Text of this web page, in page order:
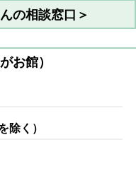
の相談窓口＞
お館）
除く）